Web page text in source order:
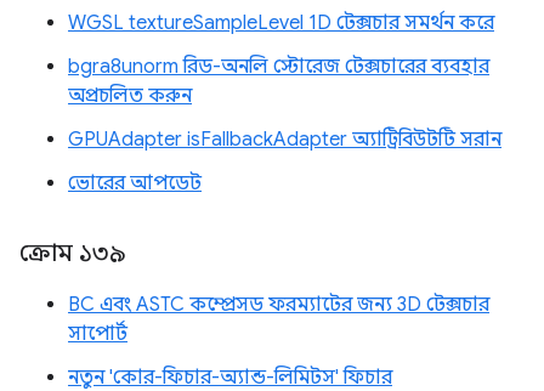
WGSL textureSampleLevel 1D টেক্সচার সমর্থন করে
bgra8unorm রিড-অনলি স্টোরেজ টেক্সচারের ব্যবহার
অপ্রচলিত করুন
GPUAdapter isFallbackAdapter অ্যাট্রিবিউটটি সরান
ভোরের আপডেট
ক্রোম ১৩৯
BC এবং ASTC কম্প্রেসড ফরম্যাটের জন্য 3D টেক্সচার
সাপোর্ট
নতুন 'কোর-ফিচার-অ্যান্ড-লিমিটস' ফিচার